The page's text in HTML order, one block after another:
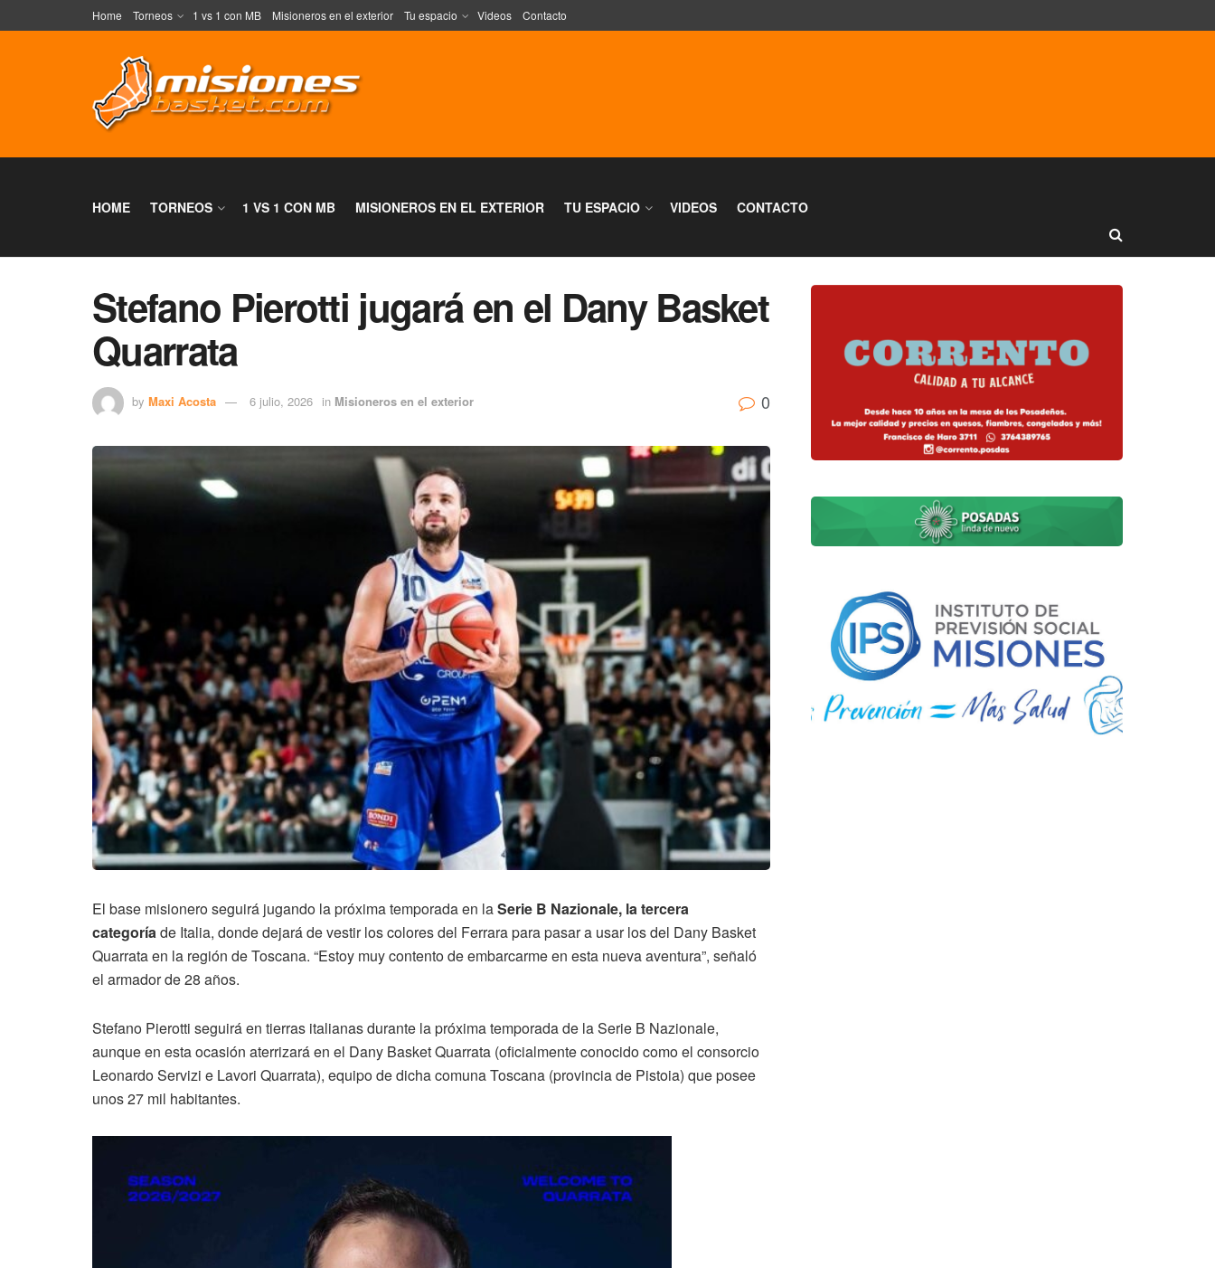
Home Torneos 1 vs 1 con MB Misioneros en el exterior Tu espacio Videos Contacto
HOME TORNEOS 1 VS 1 CON MB MISIONEROS EN EL EXTERIOR TU ESPACIO VIDEOS CONTACTO
Stefano Pierotti jugará en el Dany Basket
Quarrata
by Maxi Acosta 6 julio, 2026 in Misioneros en el exterior 0
El base misionero seguirá jugando la próxima temporada en laSerie B Nazionale, la tercera
categoría de Italia, donde dejará de vestir los colores del Ferrara para pasar a usar los del Dany Basket
Quarrata en la región de Toscana. “Estoy muy contento de embarcarme en esta nueva aventura”, señaló
el armador de 28 años.
Stefano Pierotti seguirá en tierras italianas durante la próxima temporada de la Serie B Nazionale,
aunque en esta ocasión aterrizará en el Dany Basket Quarrata (oficialmente conocido como el consorcio
Leonardo Servizi e Lavori Quarrata), equipo de dicha comuna Toscana (provincia de Pistoia) que posee
unos 27 mil habitantes.